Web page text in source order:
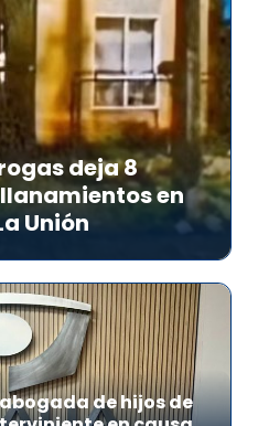
deja 8
en
Unión
de hijos de